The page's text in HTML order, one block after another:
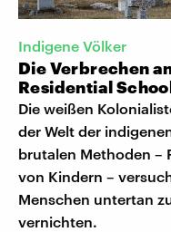
Indigene Völker
Die Verbrechen
Residential
Die weißen
der Welt der
brutalen Methoden –
von Kindern –
Menschen untertan
vernichten.